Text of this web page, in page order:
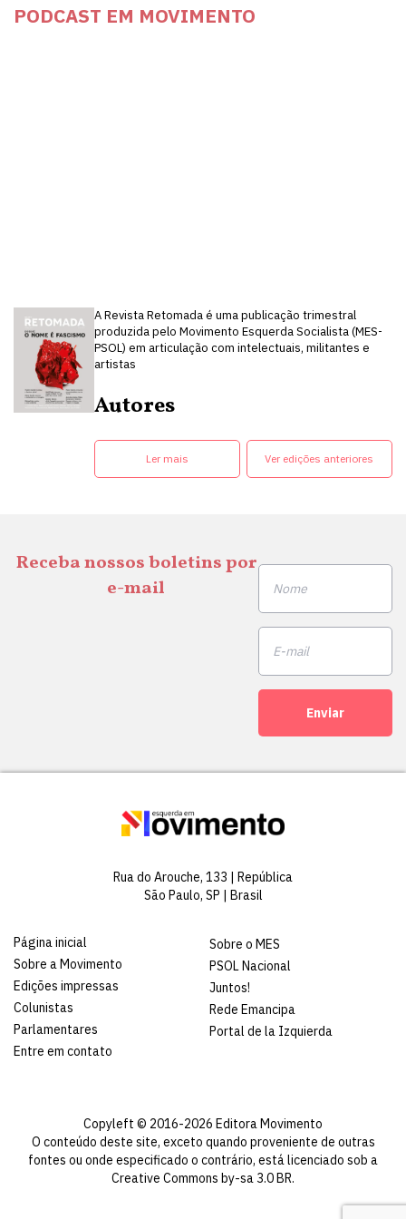
PODCAST EM MOVIMENTO
A Revista Retomada é uma publicação trimestral
produzida pelo Movimento Esquerda Socialista (MES-
PSOL) em articulação com intelectuais, militantes e
artistas
Autores
Ler mais Ver edições anteriores
Receba nossos boletins por
e-mail
Enviar
Rua do Arouche, 133 | República
São Paulo, SP | Brasil
Página inicial
Sobre a Movimento
Edições impressas
Colunistas
Parlamentares
Entre em contato
Sobre o MES
PSOL Nacional
Juntos!
Rede Emancipa
Portal de la Izquierda
Copyleft © 2016-2026 Editora Movimento
O conteúdo deste site, exceto quando proveniente de outras
fontes ou onde especificado o contrário, está licenciado sob a
Creative Commons by-sa 3.0 BR.